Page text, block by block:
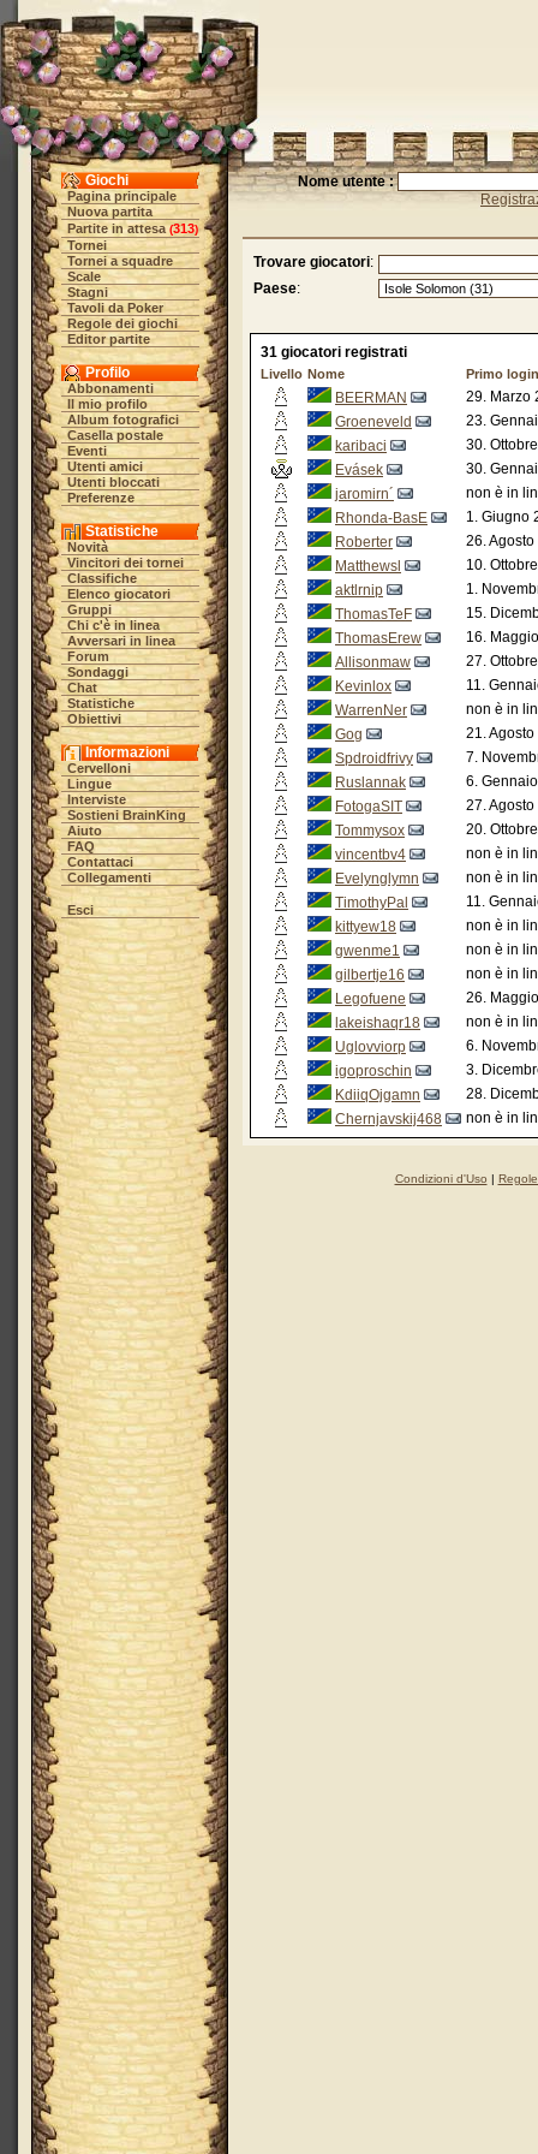
Giochi
Pagina principale
Nuova partita
Partite in attesa (313)
Tornei
Tornei a squadre
Scale
Stagni
Tavoli da Poker
Regole dei giochi
Editor partite
Profilo
Abbonamenti
Il mio profilo
Album fotografici
Casella postale
Eventi
Utenti amici
Utenti bloccati
Preferenze
Statistiche
Novità
Vincitori dei tornei
Classifiche
Elenco giocatori
Gruppi
Chi c'è in linea
Avversari in linea
Forum
Sondaggi
Chat
Statistiche
Obiettivi
Informazioni
Cervelloni
Lingue
Interviste
Sostieni BrainKing
Aiuto
FAQ
Contattaci
Collegamenti
Esci
Nome utente :
Trovare giocatori:
Paese:
31 giocatori registrati
Livello Nome Primo login
BEERMAN
29. Marzo
Groeneveld
23.
karibaci
30.
Evásek
30.
jaromirn´
non è in
Rhonda-BasE
1. Giugno
Roberter
26.
Matthewsl
10.
aktlrnip
1.
ThomasTeF
15.
ThomasErew
16.
Allisonmaw
27.
Kevinlox
11.
WarrenNer
non è in
Gog
21.
Spdroidfrivy
7.
Ruslannak
6.
FotogaSIT
27.
Tommysox
20.
vincentbv4
non è in
Evelynglymn
non è in
TimothyPal
11.
kittyew18
non è in
gwenme1
non è in
gilbertje16
non è in
Legofuene
26.
lakeishaqr18
non è in
Uglovviorp
6.
igoproschin
3.
KdiiqOjgamn
28.
Chernjavskij468
non è in
Condizioni d'Uso |